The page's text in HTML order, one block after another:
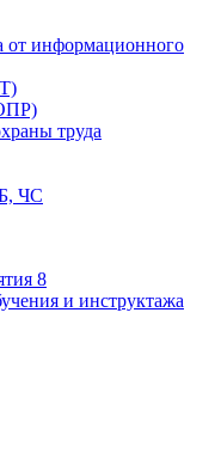
от информационного
труда
ЧС
8
и инструктажа